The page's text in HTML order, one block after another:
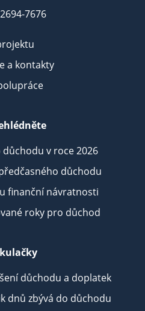
7676
a kontakty
důchodu v roce 2026
důchodu
finanční návratnosti
roky pro důchod
důchodu a doplatek
dnů zbývá do důchodu